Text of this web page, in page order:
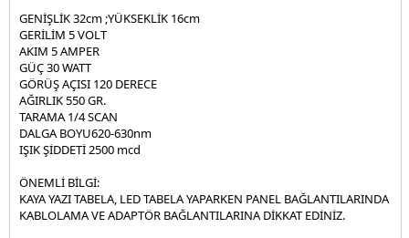
60 CM 18 WATT - WALLWASHER LED 220V
1 METRE 36 WATT - WALWASHER LED 220V
TORCH LED AMPUL
AVIZELI ( ÇANAKLI ) AMPULLER
12V - 24V LED AMPUL
E14 BUJI LED AMPUL
ÇANAK LED AMPUL GU-10 MR-16
KAPSÜL LED AMPUL G-4 G-9
RAY SPOT RAYLARI
MAGNET RAY SPOT
MAGNET RAY
PERGOLA TENTE AYDINLATMA
12V / 24V TEKNE LED SPOT ÇEŞITLERI
LED SPOT CESiTLERi - - - - - - - - - - - - - - SIVA ÜSTÜ DEKORATİF
ARMATÜR - - - - - - - DEKORATİF LED APLİK
LED SPOT
YILDIZ SPOT
EXIT VE GUZERGAH TABELASI
SENSOR-FOTOSEL-DUMAN DEDEKTORU
GENİŞLİK 32cm ;YÜKSEKLİK 16cm
GERİLİM 5 VOLT
AKIM 5 AMPER
GÜÇ 30 WATT
GÖRÜŞ AÇISI 120 DERECE
AĞIRLIK 550 GR.
TARAMA 1/4 SCAN
DALGA BOYU620-630nm
IŞIK ŞİDDETİ 2500 mcd
ÖNEMLİ BİLGİ:
KAYA YAZI TABELA, LED TABELA YAPARKEN PANEL BAĞLANTILARINDA
KABLOLAMA VE ADAPTÖR BAĞLANTILARINA DİKKAT EDİNİZ.